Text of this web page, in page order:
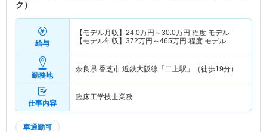
ク）
給与
【モデル月収】 24.0万円～30.0万円 程度 モデル
【モデル年収】 372万円～465万円 程度 モデル
勤務地
奈良県 香芝市 近鉄大阪線「二上駅」（徒歩19分）
仕事内容
臨床工学技士業務
車通勤可